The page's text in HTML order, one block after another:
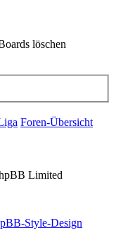
löschen
Foren-Übersicht
Limited
Style-Design